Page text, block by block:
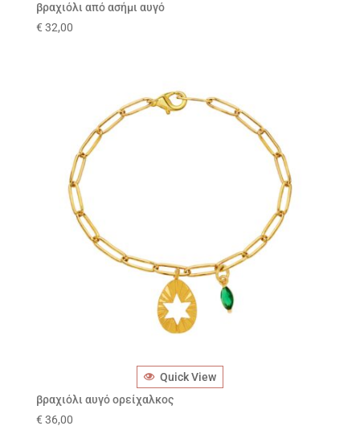
βραχιόλι από ασήμι αυγό
€ 32,00
Quick View
βραχιόλι αυγό ορείχαλκος
€ 36,00